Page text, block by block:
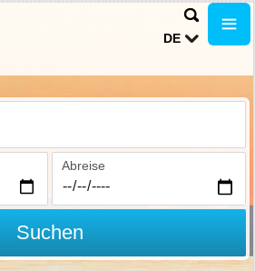
DE
Abreise
Suchen